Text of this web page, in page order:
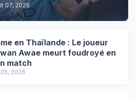
07, 2026
en Thaïlande : Le joueur
Awae meurt foudroyé en
match
2026